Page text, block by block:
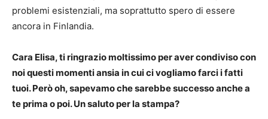
problemi esistenziali, ma soprattutto spero di essere
ancora in Finlandia.
Cara Elisa, ti ringrazio moltissimo per aver condiviso con
noi questi momenti ansia in cui ci vogliamo farci i fatti
tuoi. Però oh, sapevamo che sarebbe successo anche a
te prima o poi. Un saluto per la stampa?